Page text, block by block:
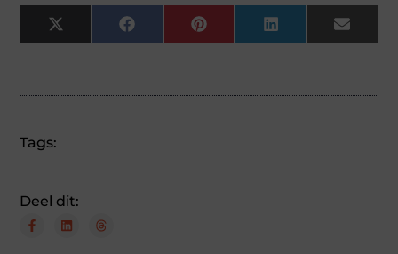
X
(Twitter)
FacebookPinterestLinkedInEmail
Tags:
Deel dit: